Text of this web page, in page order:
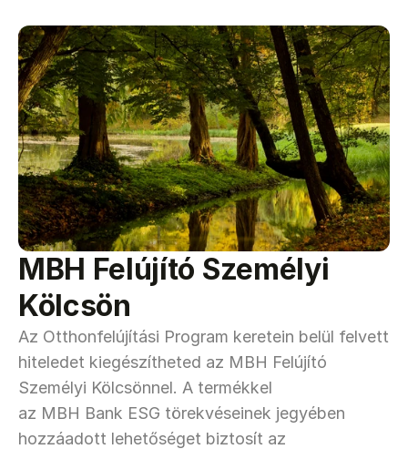
MBH Felújító Személyi
Kölcsön
Az Otthonfelújítási Program keretein belül felvett
hiteledet kiegészítheted az MBH Felújító
Személyi Kölcsönnel. A termékkel
az MBH Bank ESG törekvéseinek jegyében
hozzáadott lehetőséget biztosít az